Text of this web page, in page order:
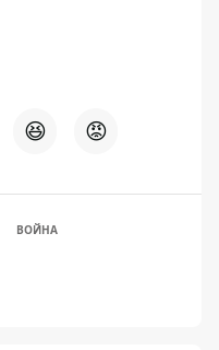
😆 😡
ВОЙНА